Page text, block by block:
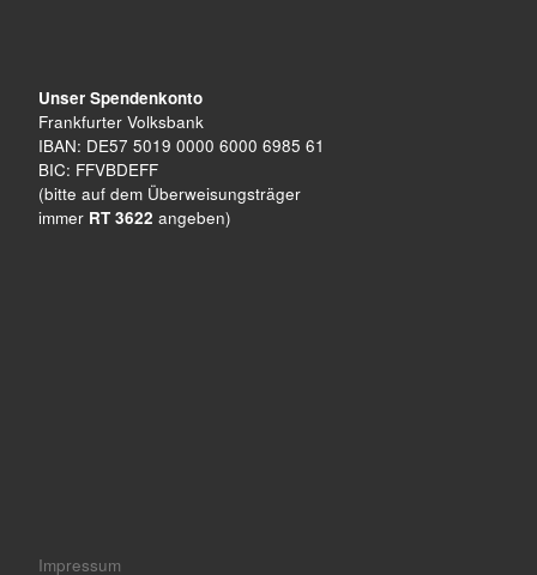
Unser Spendenkonto
Frankfurter Volksbank
IBAN: DE57 5019 0000 6000 6985 61
BIC: FFVBDEFF
(bitte auf dem Überweisungsträger
immer RT 3622 angeben)
Impressum